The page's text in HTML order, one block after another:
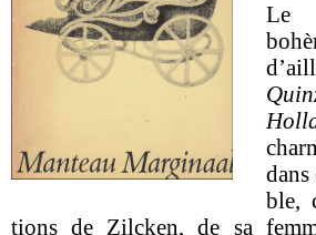
Le
ble,
tions de Zilcken, de sa